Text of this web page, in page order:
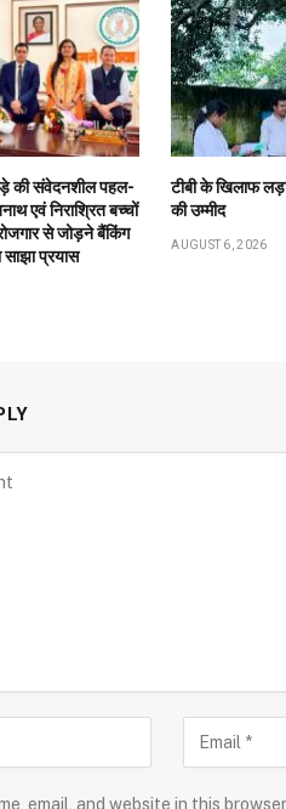
की संवेदनशील पहल-
एवं निराश्रित बच्चों
से जोड़ने बैंकिंग
प्रयास
टीबी के खिलाफ
की उम्मीद
AUGUST 6, 2026
email, and website in this